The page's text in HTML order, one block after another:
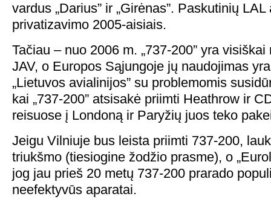
vardus „Darius” ir „Girėnas”. Paskutinių
privatizavimo 2005-aisiais.
Tačiau – nuo 2006 m. „737-200” yra
JAV, o Europos Sąjungoje jų naudojimas
„Lietuvos avialinijos” su problemomis
kai „737-200” atsisakė priimti Heathrow ir
reisuose į Londoną ir Paryžių juos teko
Jeigu Vilniuje bus leista priimti 737-200,
triukšmo (tiesiogine žodžio prasme), o
jog jau prieš 20 metų 737-200 prarado
neefektyvūs aparatai.